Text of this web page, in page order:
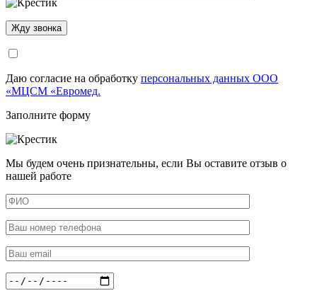
Даю согласие на обработку персональных данных ООО
«МЦСМ «Евромед.
Заполните форму
Мы будем очень признательны, если Вы оставите отзыв о
нашей работе